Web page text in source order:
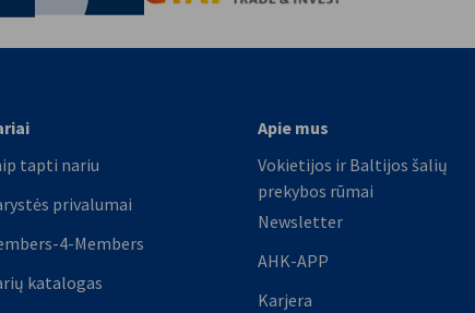
tapti nariu
privalumai
4-Members
katalogas
Apie mus
Vokietijos ir Baltijos šalių
prekybos rūmai
Newsletter
AHK-APP
Karjera